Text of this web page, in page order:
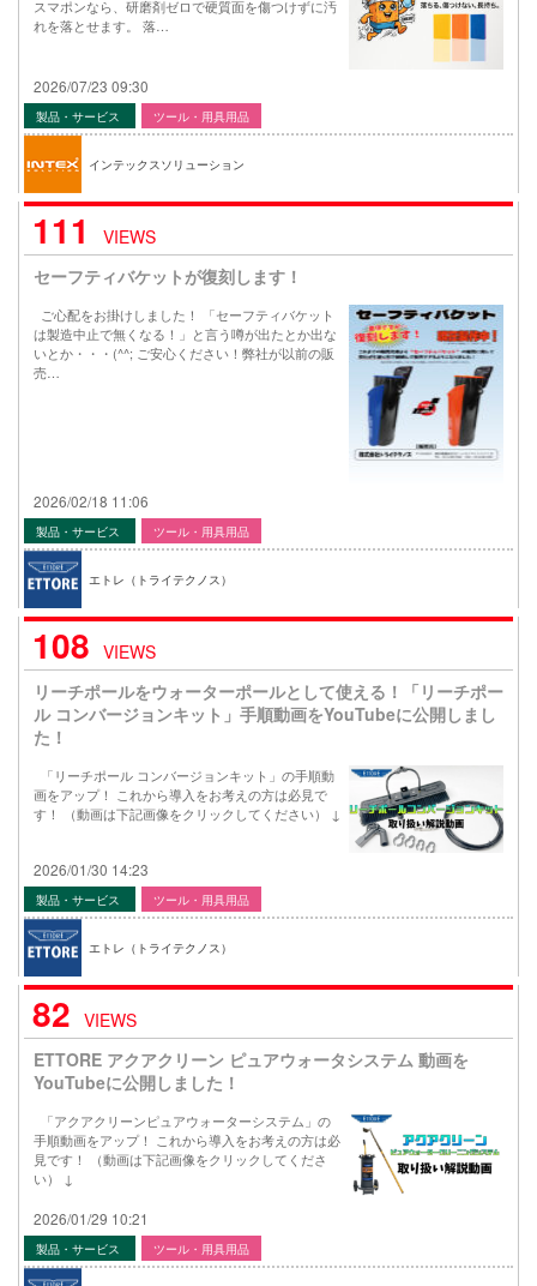
スマポンなら、研磨剤ゼロで硬質面を傷つけずに汚
れを落とせます。 落…
2026/07/23 09:30
製品・サービス ツール・用具用品
インテックスソリューション
111
VIEWS
セーフティバケットが復刻します！
ご心配をお掛けしました！ 「セーフティバケット
は製造中止で無くなる！」と言う噂が出たとか出な
いとか・・・(^^; ご安心ください！弊社が以前の販
売…
2026/02/18 11:06
製品・サービス ツール・用具用品
エトレ（トライテクノス）
108 VIEWS
リーチポールをウォーターポールとして使える！「リーチポー
ル コンバージョンキット」手順動画をYouTubeに公開しまし
た！
「リーチポール コンバージョンキット」の手順動
画をアップ！ これから導入をお考えの方は必見で
す！ （動画は下記画像をクリックしてください） ↓
2026/01/30 14:23
製品・サービス ツール・用具用品
エトレ（トライテクノス）
82 VIEWS
ETTORE アクアクリーン ピュアウォータシステム 動画を
YouTubeに公開しました！
「アクアクリーンピュアウォーターシステム」の
手順動画をアップ！ これから導入をお考えの方は必
見です！ （動画は下記画像をクリックしてくださ
い） ↓
2026/01/29 10:21
製品・サービス ツール・用具用品